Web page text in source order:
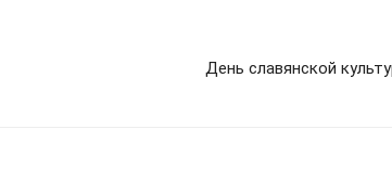
День славянской